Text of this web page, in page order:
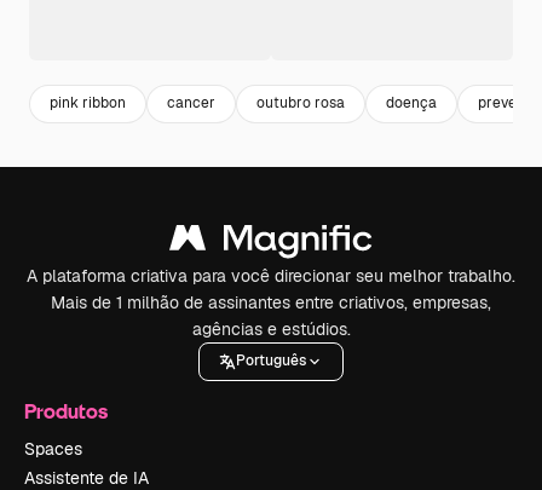
pink ribbon cancer outubro rosa doença
A plataforma criativa para você direcionar seu melhor trabalho.
Mais de 1 milhão de assinantes entre criativos, empresas,
agências e estúdios.
Português
Produtos
Spaces
Assistente de IA